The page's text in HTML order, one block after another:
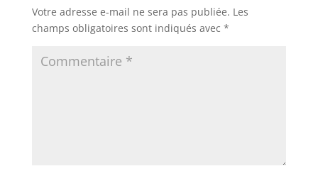
Votre adresse e-mail ne sera pas publiée. Les
champs obligatoires sont indiqués avec *